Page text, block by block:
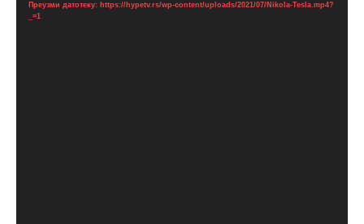
записа
Преузми датотеку: https://hypetv.rs/wp-content/uploads/2021/07/Nikola-Tesla.mp4?
_=1